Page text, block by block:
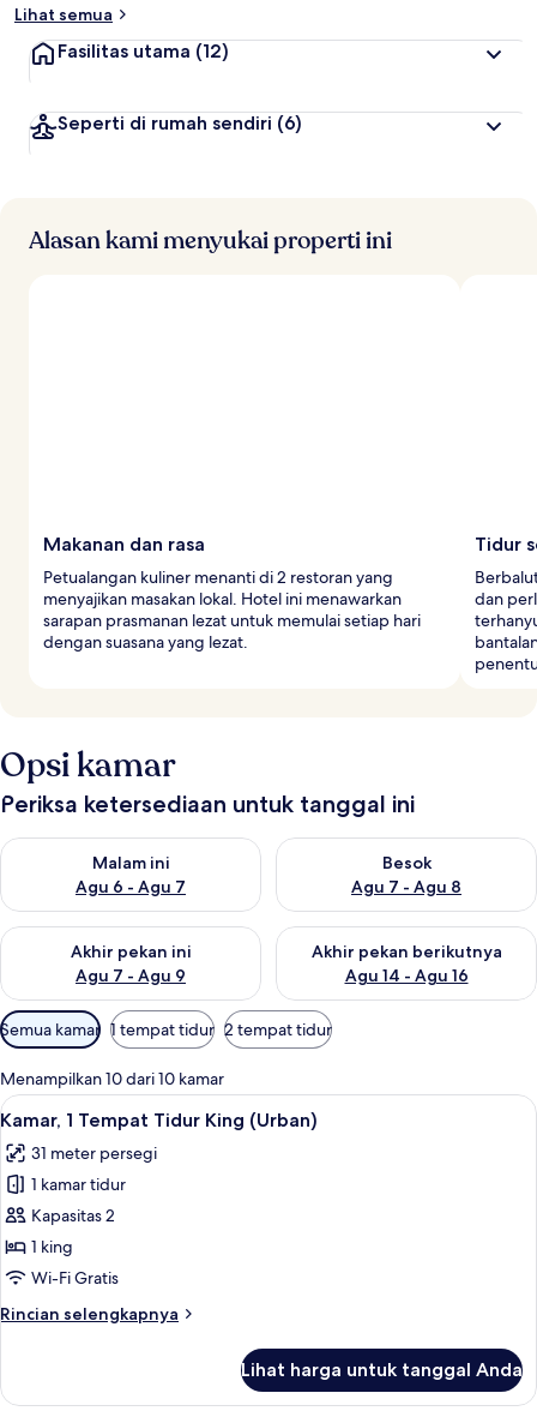
Lihat semua
Fasilitas utama (12)
Seperti di rumah sendiri (6)
Alasan kami menyukai properti ini
Makanan dan rasa
Petualangan kuliner menanti di 2 restoran yang
menyajikan masakan lokal. Hotel ini menawarkan
sarapan prasmanan lezat untuk memulai setiap hari
dengan suasana yang lezat.
Tidur
dan
Opsi kamar
Periksa ketersediaan untuk tanggal ini
Malam ini
Agu 6 - Agu 7
Periksa ketersediaan untuk malam ini Agu 6 - Agu 7
Besok
Agu 7 - Agu 8
Periksa ketersediaan untuk
Akhir pekan ini
Agu 7 - Agu 9
Periksa ketersediaan untuk akhir pekan ini Agu 7 - Agu 9
Akhir pekan berikutnya
Agu 14 - Agu 16
Periksa ketersediaan untuk
Filter
tersedia
untuk
kamar
Semua kamar 1 tempat tidur 2 tempat tidur
Menampilkan 10 dari 10 kamar
Lihat
semua
foto
untuk
Kamar,
1
Tempat
King
Kamar, 1 Tempat Tidur King
6
Kamar, 1 Tempat Tidur King (Urban)
31 meter persegi
1 kamar tidur
Kapasitas 2
1 king
Wi-Fi Gratis
Rincian selengkapnya
Rincian
Kamar,
Lihat harga untuk tanggal Anda